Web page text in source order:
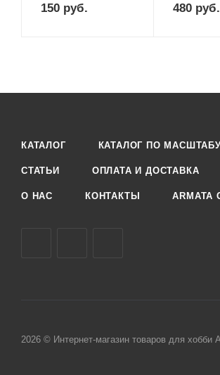
150 руб. 480руб.
КАТАЛОГ КАТАЛОГ ПО МАСШТАБУ
СТАТЬИ ОПЛАТА И ДОСТАВКА
О НАС КОНТАКТЫ ARMATA
2026 © Интернет-магазин товаров для хобби